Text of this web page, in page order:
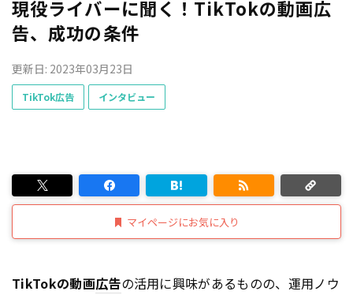
現役ライバーに聞く！TikTokの動画広
告、成功の条件
更新日: 2023年03月23日
TikTok広告 インタビュー
マイページにお気に入り
TikTokの動画広告の活用に興味があるものの、運用ノウ